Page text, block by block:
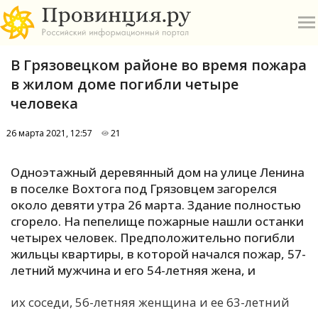
А
Б
В
П
В Грязовецком районе во время пожара
в жилом доме погибли четыре
человека
26 марта 2021, 12:57 21
Одноэтажный деревянный дом на улице Ленина
в поселке Вохтога под Грязовцем загорелся
около девяти утра 26 марта. Здание полностью
сгорело. На пепелище пожарные нашли останки
четырех человек. Предположительно погибли
жильцы квартиры, в которой начался пожар, 57-
летний мужчина и его 54-летняя жена, и
их соседи, 56-летняя женщина и ее 63-летний